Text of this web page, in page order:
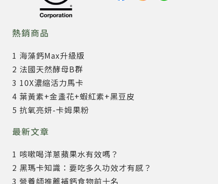
熱銷商品
1 海藻鈣Max升級版
2 法國天然酵母B群
3 10X濃縮活力馬卡
4 葉黃素+金盞花+蝦紅素+黑豆皮
5 抗氧亮妍-卡姆果粉
最新文章
1 咳嗽喝洋蔥蘋果水有效嗎？
2 黑瑪卡知識：要吃多久功效才有感？
3 營養師推薦補鈣食物前十名